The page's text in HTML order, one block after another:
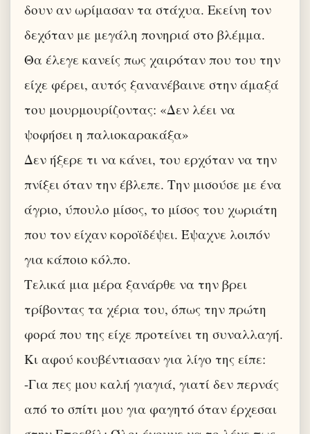
δουν αν ωρίμασαν τα στάχυα. Εκείνη τον
δεχόταν με μεγάλη πονηριά στο βλέμμα.
Θα έλεγε κανείς πως χαιρόταν που του την
είχε φέρει, αυτός ξανανέβαινε στην άμαξά
του μουρμουρίζοντας: «Δεν λέει να
ψοφήσει η παλιοκαρακάξα»
Δεν ήξερε τι να κάνει, του ερχόταν να την
πνίξει όταν την έβλεπε. Την μισούσε με ένα
άγριο, ύπουλο μίσος, το μίσος του χωριάτη
που τον είχαν κοροϊδέψει. Έψαχνε λοιπόν
για κάποιο κόλπο.
Τελικά μια μέρα ξανάρθε να την βρει
τρίβοντας τα χέρια του, όπως την πρώτη
φορά που της είχε προτείνει τη συναλλαγή.
Κι αφού κουβέντιασαν για λίγο της είπε:
-Για πες μου καλή γιαγιά, γιατί δεν περνάς
από το σπίτι μου για φαγητό όταν έρχεσαι